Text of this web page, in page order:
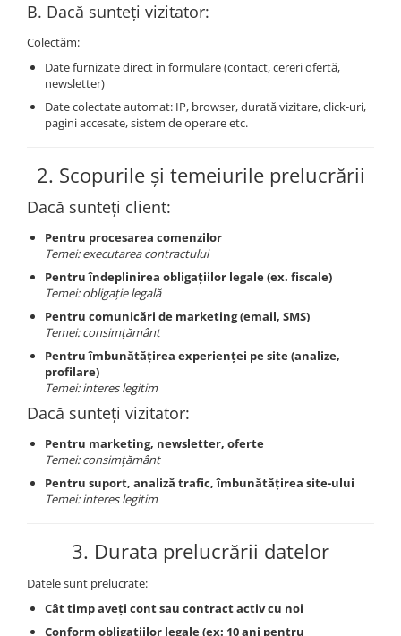
B. Dacă sunteți vizitator:
Colectăm:
Date furnizate direct în formulare (contact, cereri ofertă,
newsletter)
Date colectate automat: IP, browser, durată vizitare, click-uri,
pagini accesate, sistem de operare etc.
2. Scopurile și temeiurile prelucrării
Dacă sunteți client:
Pentru procesarea comenzilor
Temei: executarea contractului
Pentru îndeplinirea obligațiilor legale (ex. fiscale)
Temei: obligație legală
Pentru comunicări de marketing (email, SMS)
Temei: consimțământ
Pentru îmbunătățirea experienței pe site (analize,
profilare)
Temei: interes legitim
Dacă sunteți vizitator:
Pentru marketing, newsletter, oferte
Temei: consimțământ
Pentru suport, analiză trafic, îmbunătățirea site-ului
Temei: interes legitim
3. Durata prelucrării datelor
Datele sunt prelucrate:
Cât timp aveți cont sau contract activ cu noi
Conform obligațiilor legale (ex: 10 ani pentru